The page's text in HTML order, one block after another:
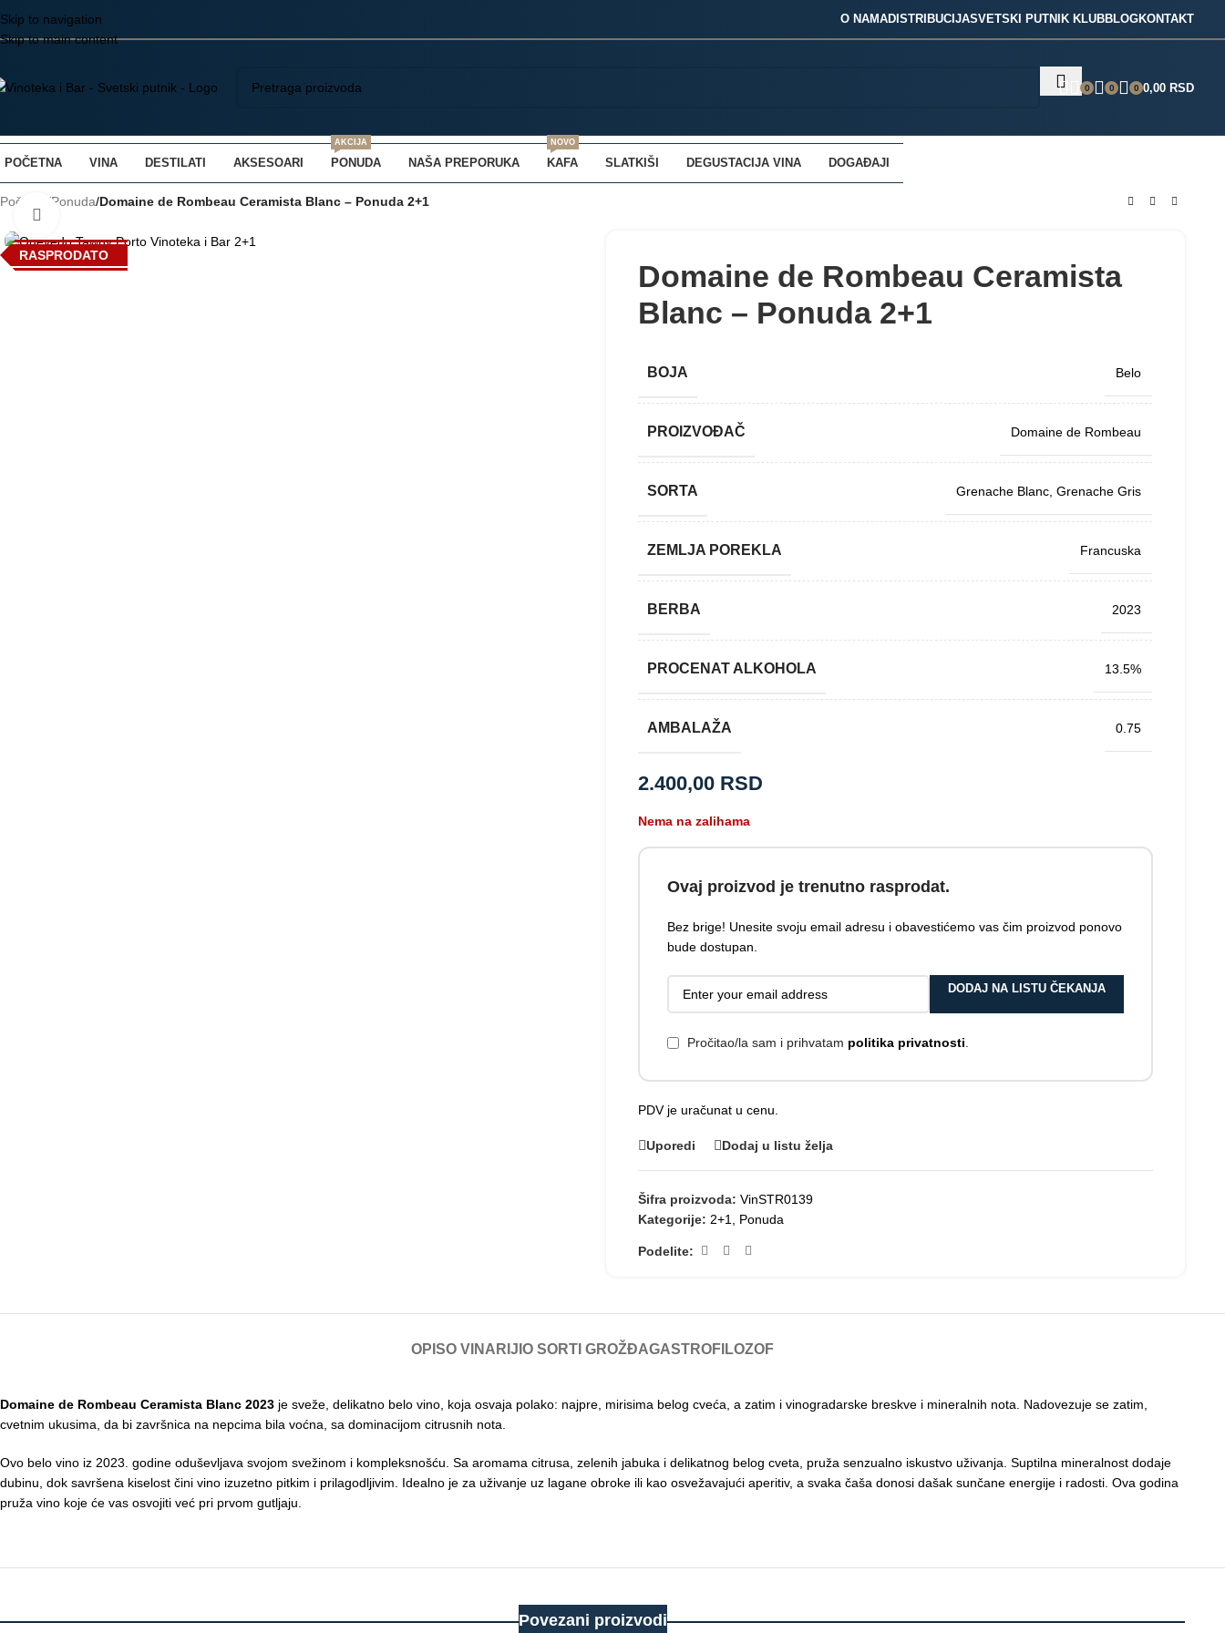
Skip to navigation
Skip to main content
O NAMADISTRIBUCIJASVETSKI PUTNIK KLUBBLOGKONTAKT
0 0 0 0,00 RSD
POČETNA VINA DESTILATI AKSESOARI PONUDA
AKCIJA
NAŠA PREPORUKA KAFA
NOVO
SLATKIŠI DEGUSTACIJA VINA DOGAĐAJI
Početna /Ponuda/Domaine de Rombeau Ceramista Blanc – Ponuda 2+1
RASPRODATO
Domaine de Rombeau Ceramista
Blanc – Ponuda 2+1
BOJA Belo
PROIZVOĐAČ Domaine de Rombeau
SORTA Grenache Blanc, Grenache Gris
ZEMLJA POREKLA Francuska
BERBA 2023
PROCENAT ALKOHOLA 13.5%
AMBALAŽA 0.75
2.400,00 RSD
Nema na zalihama
Ovaj proizvod je trenutno rasprodat.
Bez brige! Unesite svoju email adresu i obavestićemo vas čim proizvod ponovo
bude dostupan.
DODAJ NA LISTU ČEKANJA
Pročitao/la sam i prihvatam politika privatnosti.
PDV je uračunat u cenu.
Uporedi Dodaj u listu želja
Šifra proizvoda: VinSTR0139
Kategorije: 2+1, Ponuda
Podelite:
OPISO VINARIJI O SORTI GROŽĐAGASTROFILOZOF
Domaine de Rombeau Ceramista Blanc 2023 je sveže, delikatno belo vino, koja osvaja polako: najpre, mirisima belog cveća, a zatim i vinogradarske breskve i mineralnih nota. Nadovezuje se zatim,
cvetnim ukusima, da bi završnica na nepcima bila voćna, sa dominacijom citrusnih nota.
Ovo belo vino iz 2023. godine oduševljava svojom svežinom i kompleksnošću. Sa aromama citrusa, zelenih jabuka i delikatnog belog cveta, pruža senzualno iskustvo uživanja. Suptilna mineralnost dodaje
dubinu, dok savršena kiselost čini vino izuzetno pitkim i prilagodljivim. Idealno je za uživanje uz lagane obroke ili kao osvežavajući aperitiv, a svaka čaša donosi dašak sunčane energije i radosti. Ova godina
pruža vino koje će vas osvojiti već pri prvom gutljaju.
Povezani proizvodi